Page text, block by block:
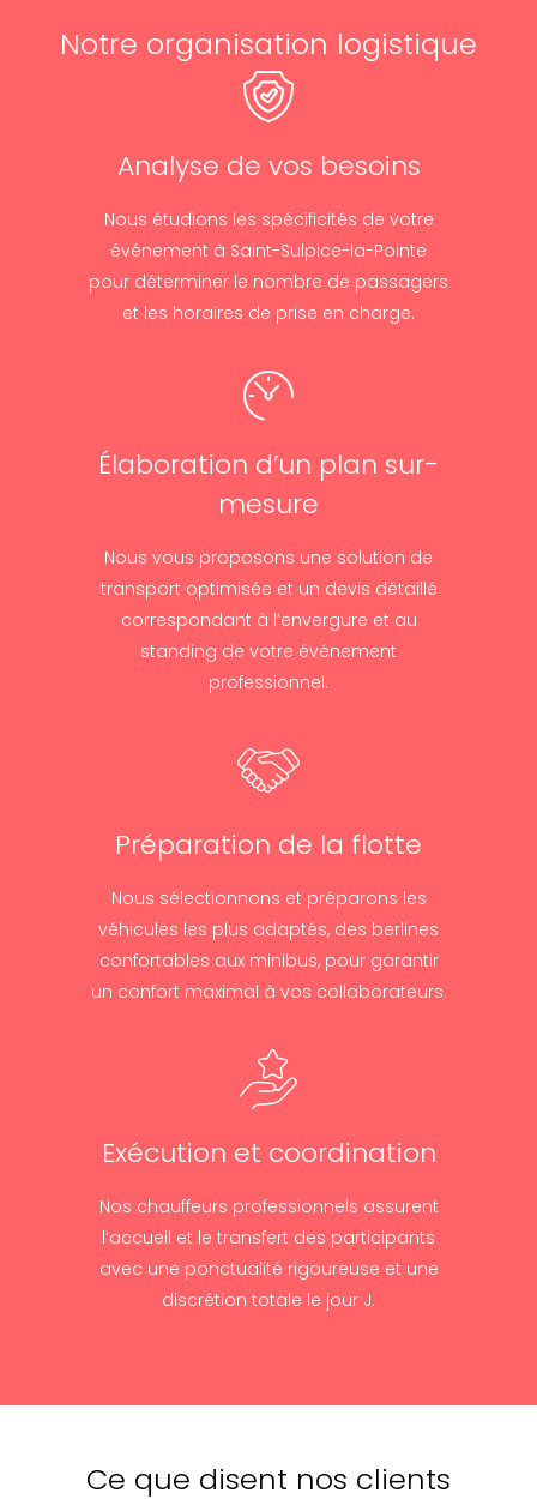
Notre organisation logistique
Analyse de vos besoins
Nous étudions les spécificités de votre
événement à Saint-Sulpice-la-Pointe
pour déterminer le nombre de passagers
et les horaires de prise en charge.
Élaboration d’un plan sur-
mesure
Nous vous proposons une solution de
transport optimisée et un devis détaillé
correspondant à l’envergure et au
standing de votre événement
professionnel.
Préparation de la flotte
Nous sélectionnons et préparons les
véhicules les plus adaptés, des berlines
confortables aux minibus, pour garantir
un confort maximal à vos collaborateurs.
Exécution et coordination
Nos chauffeurs professionnels assurent
l’accueil et le transfert des participants
avec une ponctualité rigoureuse et une
discrétion totale le jour J.
Ce que disent nos clients